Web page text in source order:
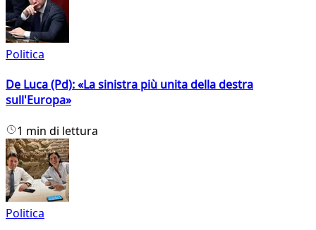
Politica
De Luca (Pd): «La sinistra più unita della destra
sull'Europa»
1 min di lettura
Politica